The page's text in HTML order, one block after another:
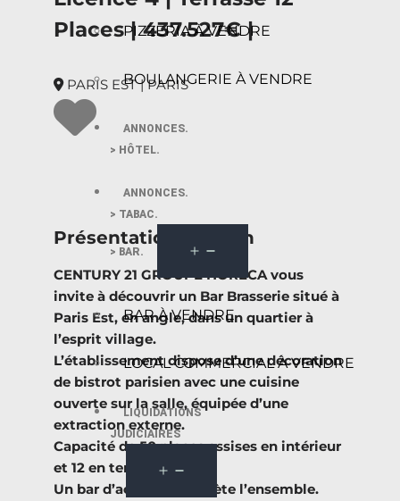
PIZZERIA À VENDRE
BOULANGERIE À VENDRE
ANNONCES.
> HÔTEL.
ANNONCES.
> TABAC.
> BAR.
BAR À VENDRE
LOCAL COMMERCIAL À VENDRE
LIQUIDATIONS
JUDICIAIRES
Places | 437.527€ |
PARIS EST | PARIS
Présentation du bien
CENTURY 21 GROUPE HORECA vous
invite à découvrir un Bar Brasserie situé à
Paris Est, en angle, dans un quartier à
l’esprit village.
L’établissement dispose d’une décoration
de bistrot parisien avec une cuisine
ouverte sur la salle, équipée d’une
extraction externe.
Capacité de 50 places assises en intérieur
et 12 en terrasse.
Un bar d’accueil complète l’ensemble.